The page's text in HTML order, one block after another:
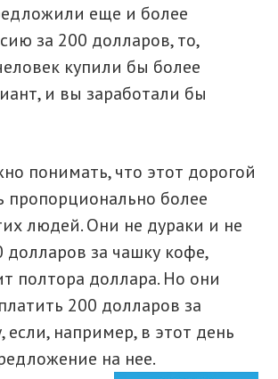
еще и более
за 200 долларов, то,
купили бы более
и вы заработали бы
понимать, что этот дорогой
пропорционально более
людей. Они не дураки и не
долларов за чашку кофе,
полтора доллара. Но они
200 долларов за
например, в этот день
на нее.